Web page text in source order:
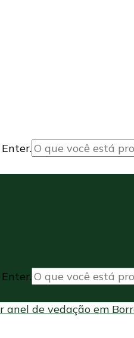
anel de vedação em